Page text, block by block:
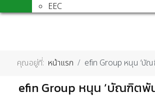
EEC
คุณอยู่ที่: หน้าแรก efin Group หนุน ‘บัณ
efin Group หนุน ‘บัณฑิตพัน